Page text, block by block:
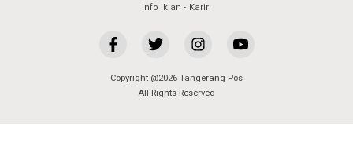
Info Iklan
Karir
Copyright @2026 Tangerang Pos
All Rights Reserved